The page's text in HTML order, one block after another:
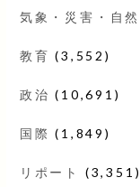
気象・災害・自然
教育 (3,552)
政治 (10,691)
国際 (1,849)
リポート (3,351)